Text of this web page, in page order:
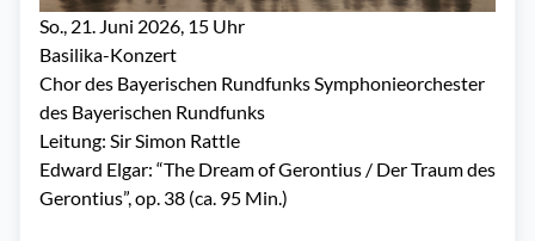
So., 21. Juni 2026, 15 Uhr
Basilika-Konzert
Chor des Bayerischen Rundfunks Symphonieorchester
des Bayerischen Rundfunks
Leitung: Sir Simon Rattle
Edward Elgar: “The Dream of Gerontius / Der Traum des
Gerontius”, op. 38 (ca. 95 Min.)